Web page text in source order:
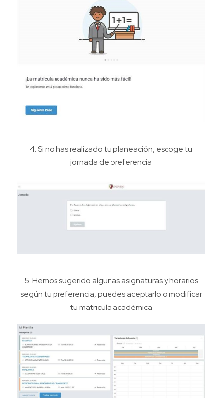
4.Si no has realizado tu planeación, escoge tu
jornada de preferencia
5. Hemos sugerido algunas asignaturas y horarios
según tu preferencia, puedes aceptarlo o modificar
tu matricula académica